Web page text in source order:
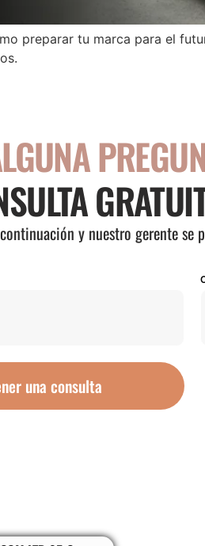
preparar tu marca para el
y nuestro gerente se
una consulta